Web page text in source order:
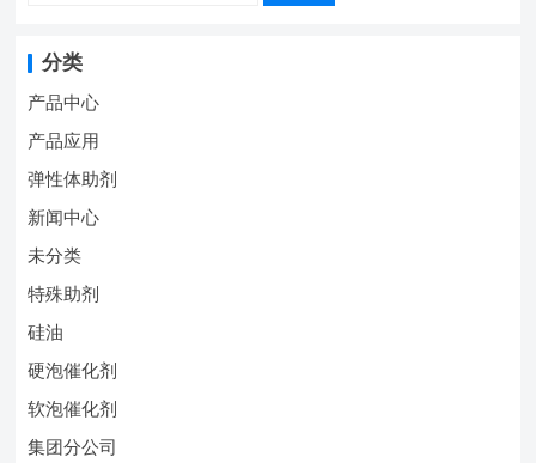
分类
产品中心
产品应用
弹性体助剂
新闻中心
未分类
特殊助剂
硅油
硬泡催化剂
软泡催化剂
集团分公司